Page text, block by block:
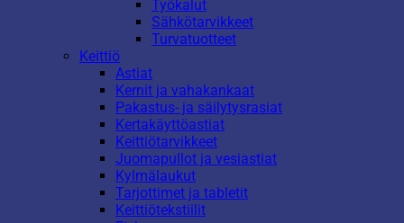
Työkalut
Sähkötarvikkeet
Turvatuotteet
Keittiö
Astiat
Kernit ja vahakankaat
Pakastus- ja säilytysrasiat
Kertakäyttöastiat
Keittiötarvikkeet
Juomapullot ja vesiastiat
Kylmälaukut
Tarjottimet ja tabletit
Keittiötekstiilit